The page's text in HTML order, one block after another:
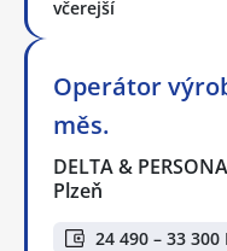
včerejší
Operátor
měs.
DELTA &
Plzeň
24 490 – 33 300